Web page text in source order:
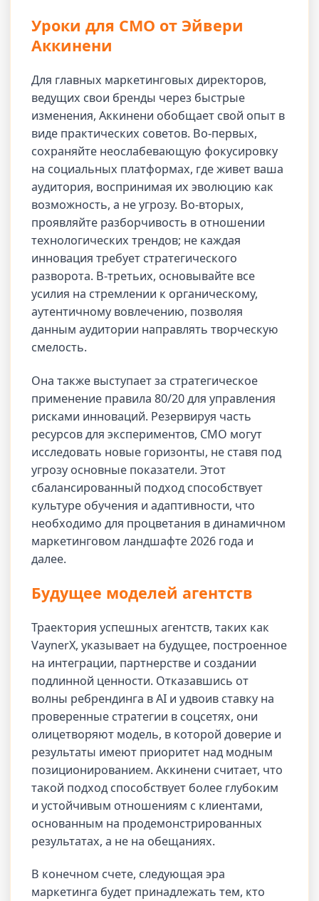
Уроки для CMO от Эйвери
Аккинени
Для главных маркетинговых директоров,
ведущих свои бренды через быстрые
изменения, Аккинени обобщает свой опыт в
виде практических советов. Во-первых,
сохраняйте неослабевающую фокусировку
на социальных платформах, где живет ваша
аудитория, воспринимая их эволюцию как
возможность, а не угрозу. Во-вторых,
проявляйте разборчивость в отношении
технологических трендов; не каждая
инновация требует стратегического
разворота. В-третьих, основывайте все
усилия на стремлении к органическому,
аутентичному вовлечению, позволяя
данным аудитории направлять творческую
смелость.
Она также выступает за стратегическое
применение правила 80/20 для управления
рисками инноваций. Резервируя часть
ресурсов для экспериментов, CMO могут
исследовать новые горизонты, не ставя под
угрозу основные показатели. Этот
сбалансированный подход способствует
культуре обучения и адаптивности, что
необходимо для процветания в динамичном
маркетинговом ландшафте 2026 года и
далее.
Будущее моделей агентств
Траектория успешных агентств, таких как
VaynerX, указывает на будущее, построенное
на интеграции, партнерстве и создании
подлинной ценности. Отказавшись от
волны ребрендинга в AI и удвоив ставку на
проверенные стратегии в соцсетях, они
олицетворяют модель, в которой доверие и
результаты имеют приоритет над модным
позиционированием. Аккинени считает, что
такой подход способствует более глубоким
и устойчивым отношениям с клиентами,
основанным на продемонстрированных
результатах, а не на обещаниях.
В конечном счете, следующая эра
маркетинга будет принадлежать тем, кто